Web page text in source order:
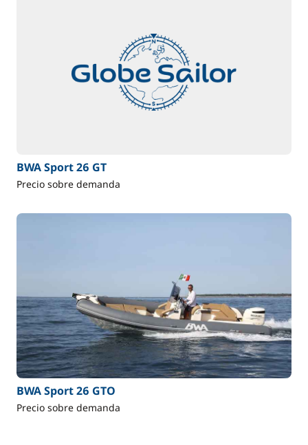
BWA Sport 26 GT
Precio sobre demanda
BWA Sport 26 GTO
Precio sobre demanda